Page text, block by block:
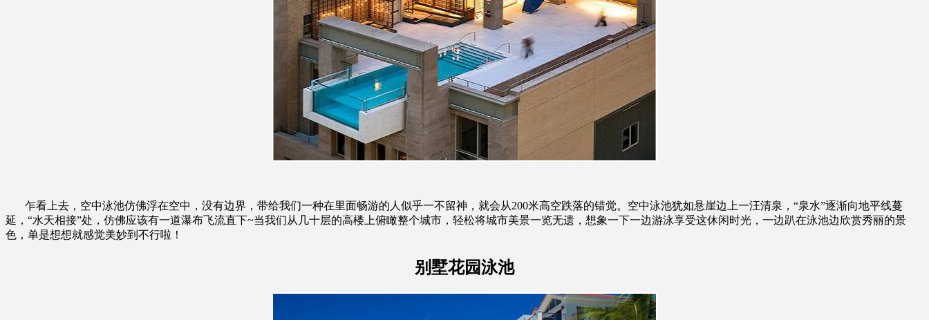
乍看上去，空中泳池仿佛浮在空中，没有边界，带给我们一种在里面畅游的人似乎一不留神，就会从200米高空跌落的错觉。空中泳池犹如悬崖边上一汪清泉，“泉水”逐渐向地平线蔓
延，“水天相接”处，仿佛应该有一道瀑布飞流直下~当我们从几十层的高楼上俯瞰整个城市，轻松将城市美景一览无遗，想象一下一边游泳享受这休闲时光，一边趴在泳池边欣赏秀丽的景
色，单是想想就感觉美妙到不行啦！
别墅花园泳池